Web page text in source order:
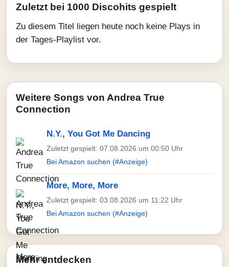
Zuletzt bei 1000 Discohits gespielt
Zu diesem Titel liegen heute noch keine Plays in
der Tages-Playlist vor.
Weitere Songs von Andrea True
Connection
N.Y., You Got Me Dancing
Zuletzt gespielt: 07.08.2026 um 00:50 Uhr
Bei Amazon suchen (#Anzeige)
More, More, More
Zuletzt gespielt: 03.08.2026 um 11:22 Uhr
Bei Amazon suchen (#Anzeige)
Mehr entdecken